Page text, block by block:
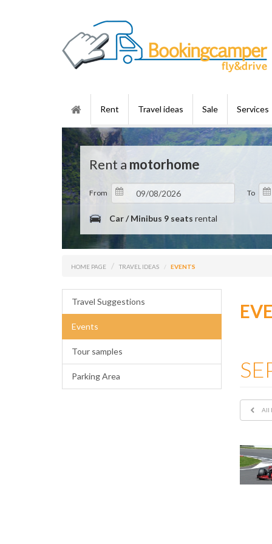
Rent Travel ideas Sale Services
Rent a motorhome
From To
Car / Minibus 9 seats rental
HOME PAGE TRAVEL IDEAS EVENTS
Travel Suggestions
Events
Tour samples
Parking Area
All